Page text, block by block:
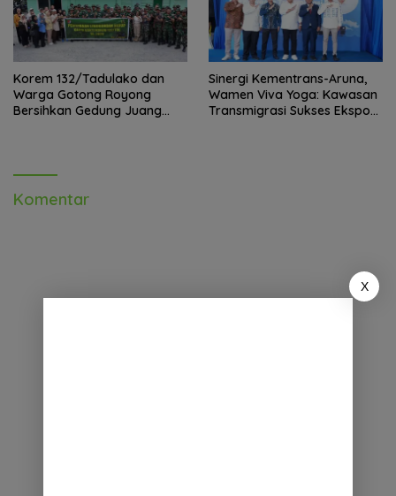
Korem 132/Tadulako dan
Warga Gotong Royong
Bersihkan Gedung Juang
Sinergi Kementrans-Aruna,
Wamen Viva Yoga: Kawasan
Transmigrasi Sukses Ekspor
Komentar
X